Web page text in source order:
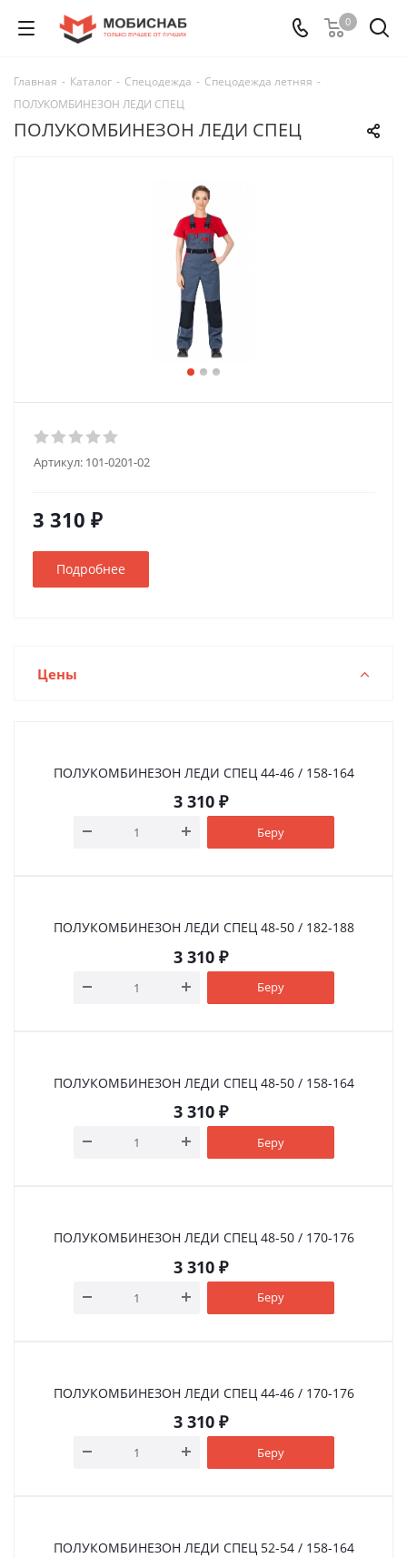
0
Главная - Каталог - Спецодежда - Спецодежда летняя -
ПОЛУКОМБИНЕЗОН ЛЕДИ СПЕЦ
ПОЛУКОМБИНЕЗОН ЛЕДИ СПЕЦ
Артикул: 101-0201-02
3 310 ₽
Подробнее
Цены
ПОЛУКОМБИНЕЗОН ЛЕДИ СПЕЦ 44-46 / 158-164
3 310₽
Беру
ПОЛУКОМБИНЕЗОН ЛЕДИ СПЕЦ 48-50 / 182-188
3 310₽
Беру
ПОЛУКОМБИНЕЗОН ЛЕДИ СПЕЦ 48-50 / 158-164
3 310₽
Беру
ПОЛУКОМБИНЕЗОН ЛЕДИ СПЕЦ 48-50 / 170-176
3 310₽
Беру
ПОЛУКОМБИНЕЗОН ЛЕДИ СПЕЦ 44-46 / 170-176
3 310₽
Беру
ПОЛУКОМБИНЕЗОН ЛЕДИ СПЕЦ 52-54 / 158-164